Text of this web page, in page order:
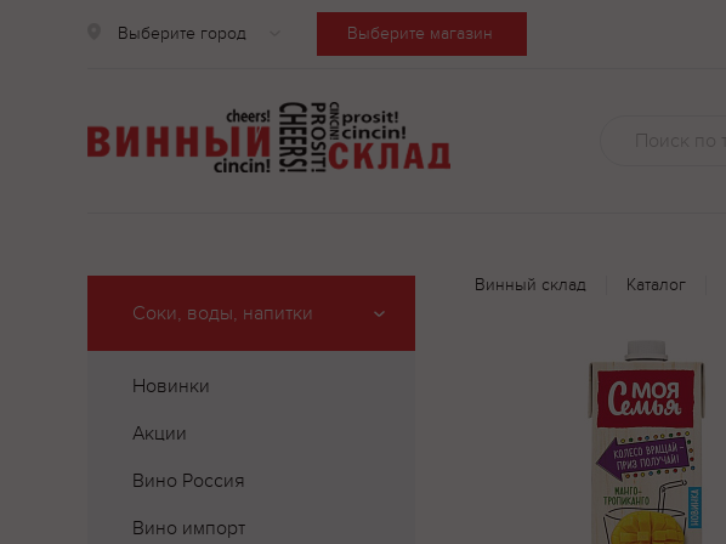
Выберите город Выберите магазин
Соки, воды, напитки
Новинки
Акции
Вино Россия
Вино импорт
Винный склад Каталог